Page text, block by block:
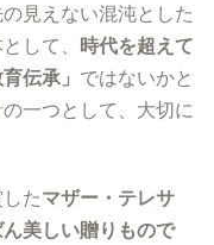
見えない混沌とした
して、 時代を超えて
伝承」 ではないかと
一つとして、大切に
たマザー・テレサ
美しい贈りもので